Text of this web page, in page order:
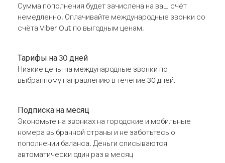
Сумма пополнения будет зачислена на ваш счёт
немедленно. Оплачивайте международные звонки со
счёта Viber Out по выгодным ценам.
Тарифы на 30 дней
Низкие цены на международные звонки по
выбранному направлению в течение 30 дней.
Подписка на месяц
Экономьте на звонках на городские и мобильные
номера выбранной страны и не заботьтесь о
пополнении баланса. Деньги списываются
автоматически один раз в месяц